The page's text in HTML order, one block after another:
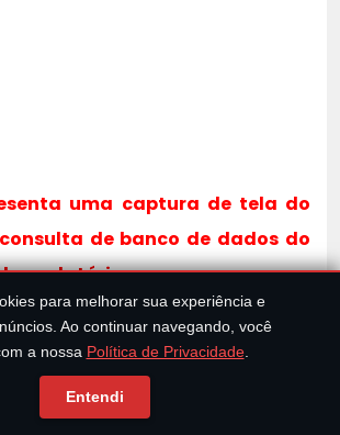
uma captura de tela do
de banco de dados do
o relatório:
significativa encontrada.”
para melhorar sua experiência e
Ao continuar navegando, você
a nossa Política de Privacidade.
Entendi